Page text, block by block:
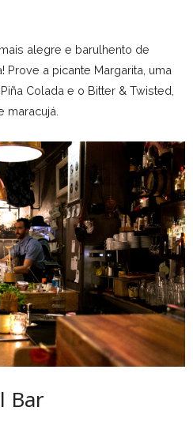
alegre e barulhento de
Prove a picante Margarita, uma
Colada e o Bitter & Twisted,
maracujá.
Bar